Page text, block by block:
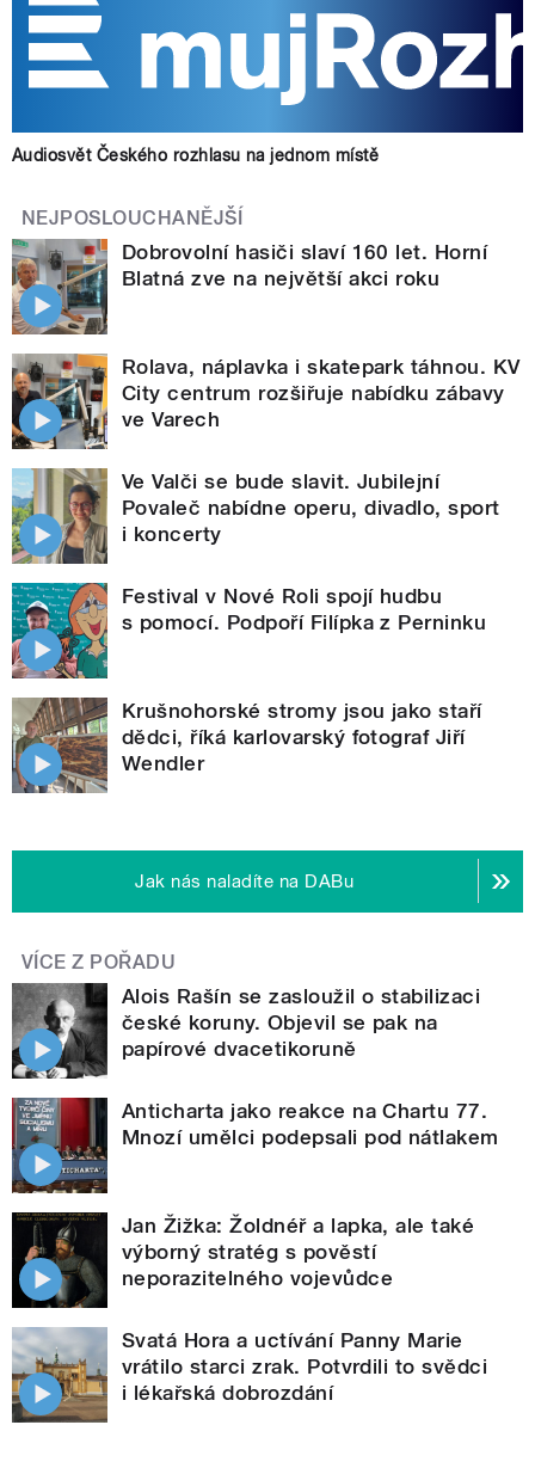
Audiosvět Českého rozhlasu na jednom místě
NEJPOSLOUCHANĚJŠÍ
Dobrovolní hasiči slaví 160 let. Horní
Blatná zve na největší akci roku
Rolava, náplavka i skatepark táhnou. KV
City centrum rozšiřuje nabídku zábavy
ve Varech
Ve Valči se bude slavit. Jubilejní
Povaleč nabídne operu, divadlo, sport
i koncerty
Festival v Nové Roli spojí hudbu
s pomocí. Podpoří Filípka z Perninku
Krušnohorské stromy jsou jako staří
dědci, říká karlovarský fotograf Jiří
Wendler
Jak nás naladíte na DABu
VÍCE Z POŘADU
Alois Rašín se zasloužil o stabilizaci
české koruny. Objevil se pak na
papírové dvacetikoruně
Anticharta jako reakce na Chartu 77.
Mnozí umělci podepsali pod nátlakem
Jan Žižka: Žoldnéř a lapka, ale také
výborný stratég s pověstí
neporazitelného vojevůdce
Svatá Hora a uctívání Panny Marie
vrátilo starci zrak. Potvrdili to svědci
i lékařská dobrozdání